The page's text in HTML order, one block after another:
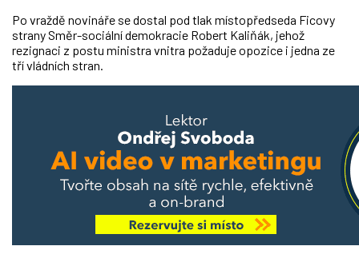
Po vraždě novináře se dostal pod tlak místopředseda Ficovy
strany Směr-sociální demokracie Robert Kaliňák, jehož
rezignaci z postu ministra vnitra požaduje opozice i jedna ze
tří vládních stran.